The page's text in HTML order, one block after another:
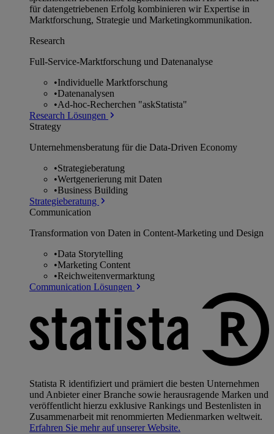
für datengetriebenen Erfolg kombinieren wir Expertise in
Marktforschung, Strategie und Marketingkommunikation.
Research
Full-Service-Marktforschung und Datenanalyse
•Individuelle Marktforschung
•Datenanalysen
•Ad-hoc-Recherchen "askStatista"
Research Lösungen
Strategy
Unternehmens­beratung für die Data-Driven Economy
•Strategieberatung
•Wertgenerierung mit Daten
•Business Building
Strategieberatung
Communication
Transformation von Daten in Content-Marketing und Design
•Data Storytelling
•Marketing Content
•Reichweitenvermarktung
Communication Lösungen
Statista R identifiziert und prämiert die besten Unternehmen
und Anbieter einer Branche sowie herausragende Marken und
veröffentlicht hierzu exklusive Rankings und Bestenlisten in
Zusammenarbeit mit renommierten Medienmarken weltweit.
Erfahren Sie mehr auf unserer Website.